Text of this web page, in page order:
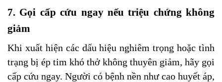
7. Gọi cấp cứu ngay nếu triệu chứng không
giảm
Khi xuất hiện các dấu hiệu nghiêm trọng hoặc tình
trạng bị ép tim khó thở không thuyên giảm, hãy gọi
cấp cứu ngay. Người có bệnh nền như cao huyết áp,